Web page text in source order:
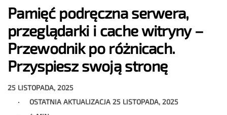
Pamięć podręczna serwera,
przeglądarki i cache witryny –
Przewodnik po różnicach.
Przyspiesz swoją stronę
25 LISTOPADA, 2025
OSTATNIA AKTUALIZACJA 25 LISTOPADA, 2025